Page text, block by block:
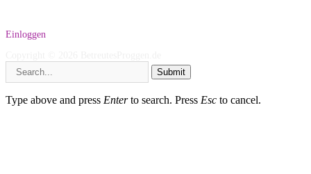
Einloggen
Submit
Type above and press Enterto search. Press Esc to cancel.